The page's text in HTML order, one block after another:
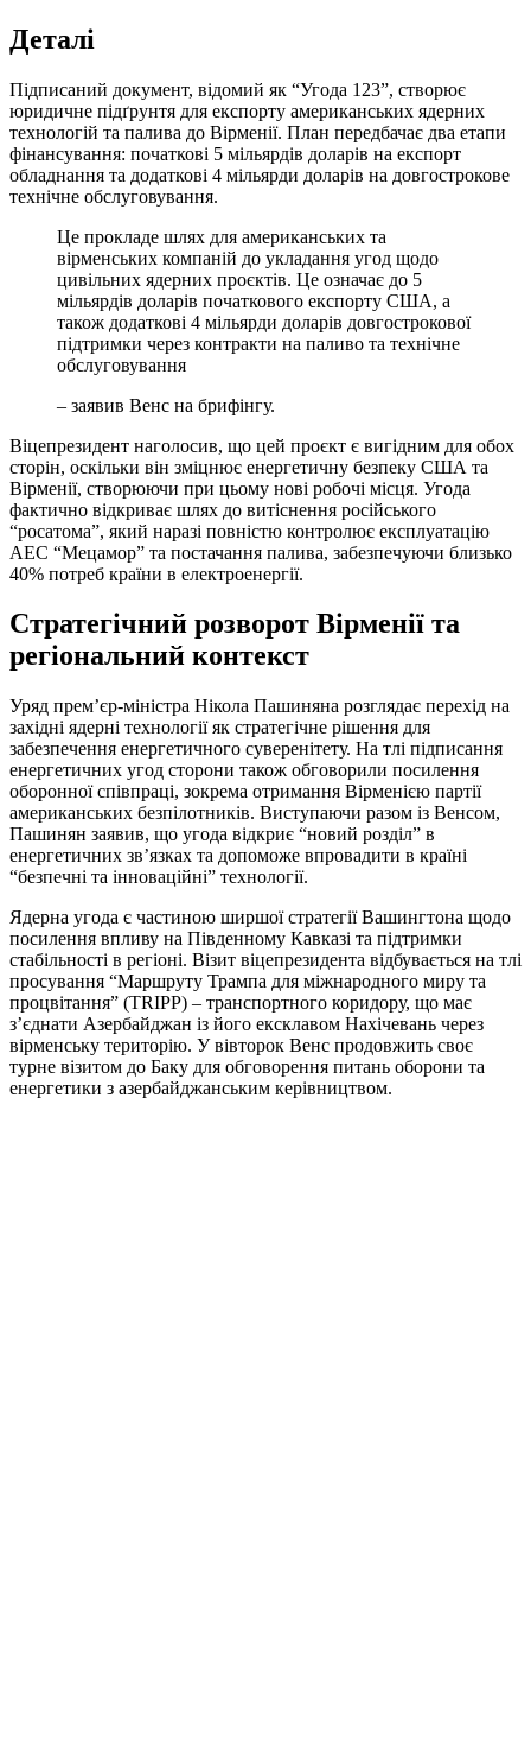
Деталі
Підписаний документ, відомий як “Угода 123”, створює
юридичне підґрунтя для експорту американських ядерних
технологій та палива до Вірменії. План передбачає два етапи
фінансування: початкові 5 мільярдів доларів на експорт
обладнання та додаткові 4 мільярди доларів на довгострокове
технічне обслуговування.
Це прокладе шлях для американських та
вірменських компаній до укладання угод щодо
цивільних ядерних проєктів. Це означає до 5
мільярдів доларів початкового експорту США, а
також додаткові 4 мільярди доларів довгострокової
підтримки через контракти на паливо та технічне
обслуговування
– заявив Венс на брифінгу.
Віцепрезидент наголосив, що цей проєкт є вигідним для обох
сторін, оскільки він зміцнює енергетичну безпеку США та
Вірменії, створюючи при цьому нові робочі місця. Угода
фактично відкриває шлях до витіснення російського
“росатома”, який наразі повністю контролює експлуатацію
АЕС “Мецамор” та постачання палива, забезпечуючи близько
40% потреб країни в електроенергії.
Стратегічний розворот Вірменії та
регіональний контекст
Уряд прем’єр-міністра Нікола Пашиняна розглядає перехід на
західні ядерні технології як стратегічне рішення для
забезпечення енергетичного суверенітету. На тлі підписання
енергетичних угод сторони також обговорили посилення
оборонної співпраці, зокрема отримання Вірменією партії
американських безпілотників. Виступаючи разом із Венсом,
Пашинян заявив, що угода відкриє “новий розділ” в
енергетичних зв’язках та допоможе впровадити в країні
“безпечні та інноваційні” технології.
Ядерна угода є частиною ширшої стратегії Вашингтона щодо
посилення впливу на Південному Кавказі та підтримки
стабільності в регіоні. Візит віцепрезидента відбувається на тлі
просування “Маршруту Трампа для міжнародного миру та
процвітання” (TRIPP) – транспортного коридору, що має
з’єднати Азербайджан із його ексклавом Нахічевань через
вірменську територію. У вівторок Венс продовжить своє
турне візитом до Баку для обговорення питань оборони та
енергетики з азербайджанським керівництвом.